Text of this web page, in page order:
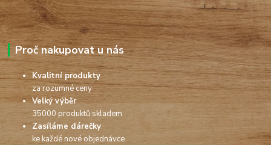
Proč nakupovat u nás
Kvalitní produkty
za rozumné ceny
Velký výběr
35000 produktů skladem
Zasíláme dárečky
ke každé nové objednávce